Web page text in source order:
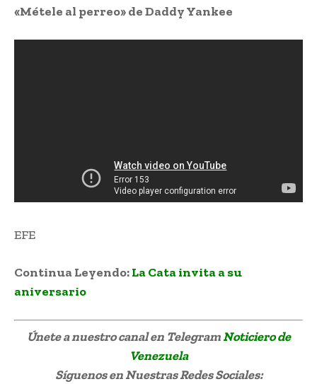
«Métele al perreo» de Daddy Yankee
EFE
Continua Leyendo:La Cata invita a su
aniversario
Únete a nuestro canal en TelegramNoticiero de
Venezuela
Síguenosen Nuestras Redes Sociales: